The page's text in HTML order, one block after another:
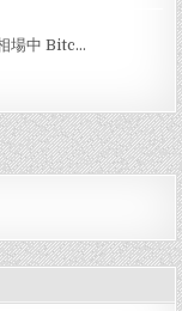
場中 Bitc…